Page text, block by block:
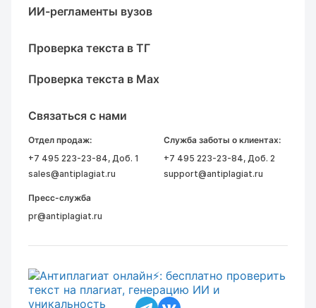
ИИ-регламенты вузов
Проверка текста в ТГ
Проверка текста в Max
Связаться с нами
Отдел продаж:
+7 495 223-23-84, Доб. 1
sales@antiplagiat.ru
Служба заботы о клиентах:
+7 495 223-23-84, Доб. 2
support@antiplagiat.ru
Пресс-служба
pr@antiplagiat.ru